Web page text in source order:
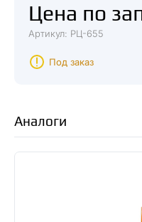
Масса: 0.143кг
Цена по
Артикул: РЦ-655
Под заказ
Аналоги